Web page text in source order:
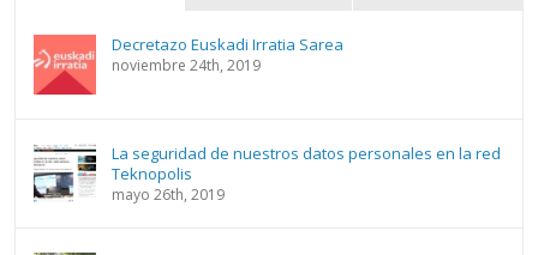
Decretazo Euskadi Irratia Sarea
noviembre 24th, 2019
La seguridad de nuestros datos personales en la red
Teknopolis
mayo 26th, 2019